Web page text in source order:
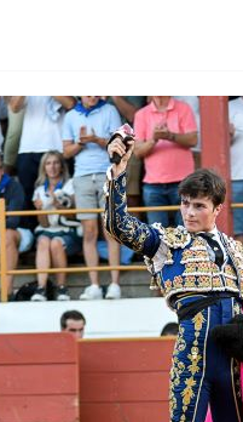
ACTUALITÉS TAURINES PHOTOS
Istres,
photos
Tertulias